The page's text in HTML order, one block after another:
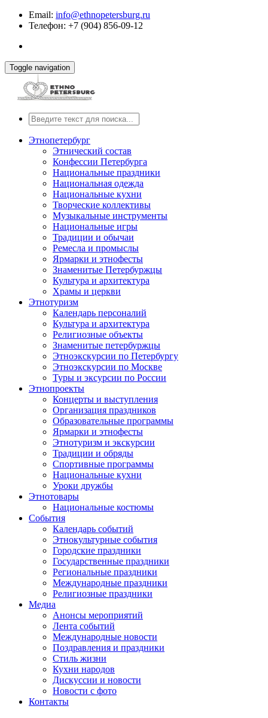
Email: info@ethnopetersburg.ru
Телефон: +7 (904) 856-09-12
Toggle navigation
Этнопетербург
Этнический состав
Конфессии Петербурга
Национальные праздники
Национальная одежда
Национальные кухни
Творческие коллективы
Музыкальные инструменты
Национальные игры
Традиции и обычаи
Ремесла и промыслы
Ярмарки и этнофесты
Знаменитые Петербуржцы
Культура и архитектура
Храмы и церкви
Этнотуризм
Календарь персоналий
Культура и архитектура
Религиозные объекты
Знаменитые петербуржцы
Этноэкскурсии по Петербургу
Этноэкскурсии по Москве
Туры и эксурсии по России
Этнопроекты
Концерты и выступления
Организация праздников
Образовательные программы
Ярмарки и этнофесты
Этнотуризм и экскурсии
Традиции и обряды
Спортивные программы
Национальные кухни
Уроки дружбы
Этнотовары
Национальные костюмы
События
Календарь событий
Этнокультурные события
Городские праздники
Государственные праздники
Региональные праздники
Международные праздники
Религиозные праздники
Медиа
Анонсы мероприятий
Лента событий
Международные новости
Поздравления и праздники
Cтиль жизни
Кухни народов
Дискуссии и новости
Новости с фото
Контакты